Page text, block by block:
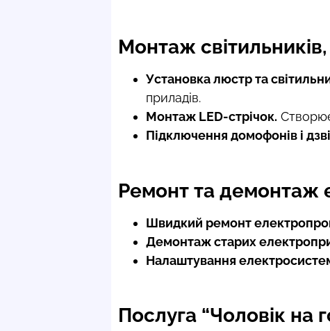
Монтаж
Установка люстр та
приладів.
Монтаж LED-стрічок.
Підключення домофонів і
Ремонт та демонтаж
Швидкий ремонт
Демонтаж старих
Налаштування
Послуга “Чоловік на